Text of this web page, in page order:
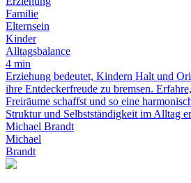
Familie
Elternsein
Kinder
Alltagsbalance
4 min
Erziehung bedeutet, Kindern Halt und
ihre Entdeckerfreude zu bremsen.
Freiräume schaffst und so eine
Struktur und Selbstständigkeit im Alltag
Michael Brandt
Michael
Brandt